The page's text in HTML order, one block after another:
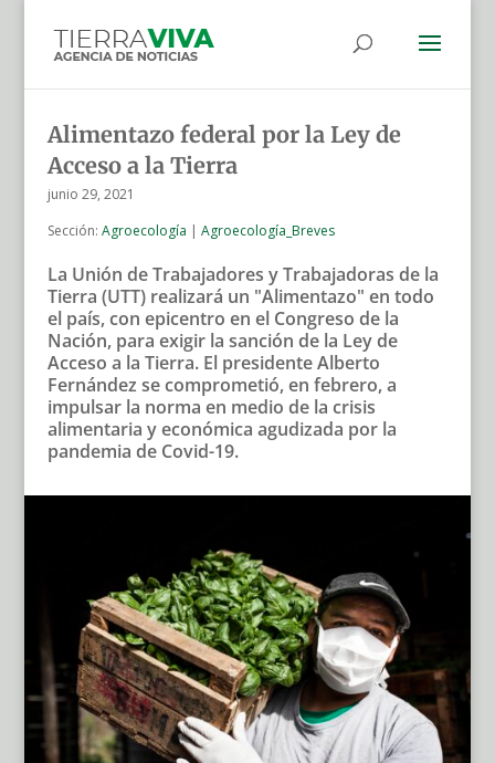
Alimentazo federal por la Ley de
Acceso a la Tierra
junio 29, 2021
Sección: Agroecología | Agroecología_Breves
La Unión de Trabajadores y Trabajadoras de la
Tierra (UTT) realizará un "Alimentazo" en todo
el país, con epicentro en el Congreso de la
Nación, para exigir la sanción de la Ley de
Acceso a la Tierra. El presidente Alberto
Fernández se comprometió, en febrero, a
impulsar la norma en medio de la crisis
alimentaria y económica agudizada por la
pandemia de Covid-19.